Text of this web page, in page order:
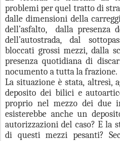
problemi per quel tratto di
dalle dimensioni della
dell’asfalto,
dalla presenza
dell’autostrada, dal
bloccati grossi mezzi, dalla
presenza quotidiana di
nocumento a tutta la frazione.
La situazione è stata, altresì,
deposito dei bilici e
proprio nel mezzo dei due
esisterebbe anche un
autorizzazioni del caso? E la
di questi mezzi pesanti?